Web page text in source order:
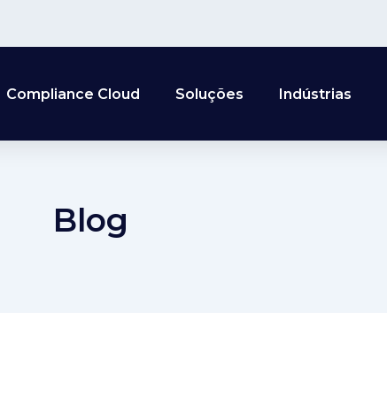
Compliance Cloud Soluções Indústrias
Blog